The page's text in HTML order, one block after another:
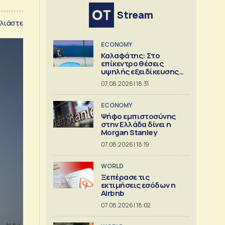
Stream
ECONOMY
Καλαφάτης: Στο
επίκεντρο θέσεις
υψηλής εξειδίκευσης
και AI
07.08.2026 | 18:31
ECONOMY
Ψήφο εμπιστοσύνης
στην Ελλάδα δίνει η
Morgan Stanley
07.08.2026 | 18:19
WORLD
Ξεπέρασε τις
εκτιμήσεις εσόδων η
Airbnb
07.08.2026 | 18:02